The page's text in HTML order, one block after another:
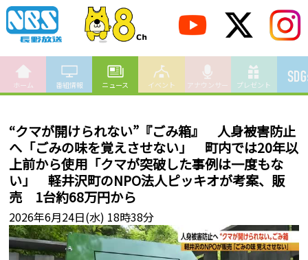
ホーム 番組情報 ニュース イベント アナウンサー プレゼント
“クマが開けられない”『ごみ箱』 人身被害防止
へ「ごみの味を覚えさせない」 町内では20年以
上前から使用「クマが突破した事例は一度もな
い」 軽井沢町のNPO法人ピッキオが考案、販
売 1台約68万円から
2026年6月24日(水) 18時38分